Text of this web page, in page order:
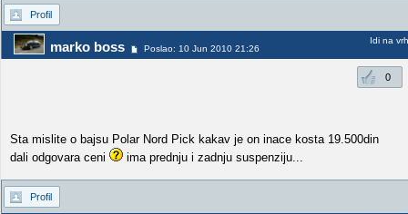
Profil
marko boss Poslao: 10 Jun 2010 21:26
Idi na vrh
0
Sta mislite o bajsu Polar Nord Pick kakav je on inace kosta 19.500din
dali odgovara ceni
ima prednju i zadnju suspenziju...
Profil